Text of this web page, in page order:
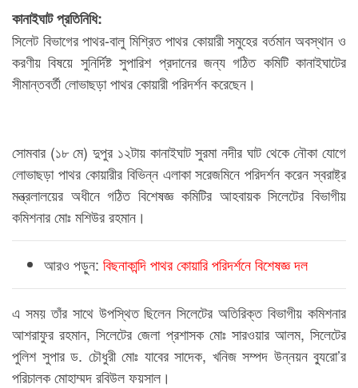
কানাইঘাট প্রতিনিধি:
সিলেট বিভাগের পাথর-বালু মিশ্রিত পাথর কোয়ারী সমুহের বর্তমান অবস্থান ও
করণীয় বিষয়ে সুনির্দিষ্ট সুপারিশ প্রদানের জন্য গঠিত কমিটি কানাইঘাটের
সীমান্তবর্তী লোভাছড়া পাথর কোয়ারী পরিদর্শন করেছেন।
সোমবার (১৮ মে) দুপুর ১২টায় কানাইঘাট সুরমা নদীর ঘাট থেকে নৌকা যোগে
লোভাছড়া পাথর কোয়ারীর বিভিন্ন এলাকা সরেজমিনে পরিদর্শন করেন স্বরাষ্ট্র
মন্ত্রলালয়ের অধীনে গঠিত বিশেষজ্ঞ কমিটির আহবায়ক সিলেটের বিভাগীয়
কমিশনার মোঃ মশিউর রহমান।
আরও পড়ুন: বিছনাকান্দি পাথর কোয়ারি পরিদর্শনে বিশেষজ্ঞ দল
এ সময় তাঁর সাথে উপস্থিত ছিলেন সিলেটের অতিরিক্ত বিভাগীয় কমিশনার
আশরাফুর রহমান, সিলেটের জেলা প্রশাসক মোঃ সারওয়ার আলম, সিলেটের
পুলিশ সুপার ড. চৌধুরী মোঃ যাবের সাদেক, খনিজ সম্পদ উন্নয়ন ব্যুরো’র
পরিচালক মোহাম্মদ রবিউল ফয়সাল।